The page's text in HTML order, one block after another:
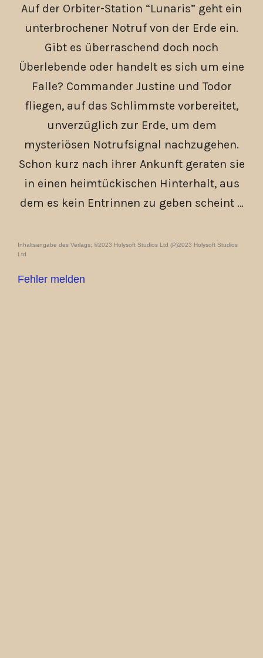
Auf der Orbiter-Station “Lunaris” geht ein
unterbrochener Notruf von der Erde ein.
Gibt es überraschend doch noch
Überlebende oder handelt es sich um eine
Falle? Commander Justine und Todor
fliegen, auf das Schlimmste vorbereitet,
unverzüglich zur Erde, um dem
mysteriösen Notrufsignal nachzugehen.
Schon kurz nach ihrer Ankunft geraten sie
in einen heimtückischen Hinterhalt, aus
dem es kein Entrinnen zu geben scheint …
Inhaltsangabe des Verlags; ©2023 Holysoft Studios Ltd (P)2023 Holysoft Studios
Ltd
Fehler melden